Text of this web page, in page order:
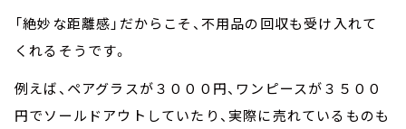
「絶妙な距離感」だからこそ、不用品の回収も受け入れて
くれるそうです。
例えば、ペアグラスが３０００円、ワンピースが３５００
円でソールドアウトしていたり、実際に売れているものも